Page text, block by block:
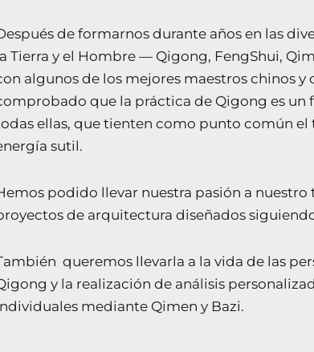
de formarnos durante años en las
Tierra y el Hombre — Qigong, FengShui,
algunos de los mejores maestros chinos y
que la práctica de Qigong es un
ellas, que tienten como punto común el
sutil.
podido llevar nuestra pasión a
de arquitectura diseñados
queremos llevarla a la vida de las
y la realización de análisis
mediante Qimen y Bazi.